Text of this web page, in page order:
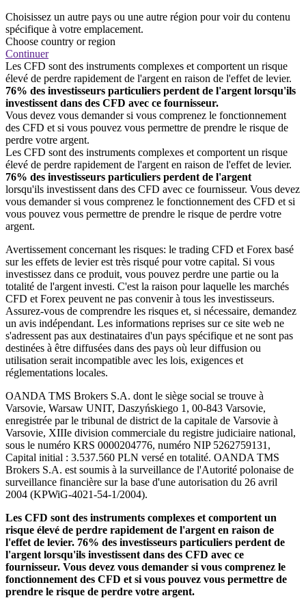
Choisissez un autre pays ou une autre région pour voir du contenu
spécifique à votre emplacement.
Choose country or region
Continuer
Les CFD sont des instruments complexes et comportent un risque
élevé de perdre rapidement de l'argent en raison de l'effet de levier.
76% des investisseurs particuliers perdent de l'argent lorsqu'ils
investissent dans des CFD avec ce fournisseur.
Vous devez vous demander si vous comprenez le fonctionnement
des CFD et si vous pouvez vous permettre de prendre le risque de
perdre votre argent.
Les CFD sont des instruments complexes et comportent un risque
élevé de perdre rapidement de l'argent en raison de l'effet de levier.
76% des investisseurs particuliers perdent de l'argent
lorsqu'ils investissent dans des CFD avec ce fournisseur. Vous devez
vous demander si vous comprenez le fonctionnement des CFD et si
vous pouvez vous permettre de prendre le risque de perdre votre
argent.
Avertissement concernant les risques: le trading CFD et Forex basé
sur les effets de levier est très risqué pour votre capital. Si vous
investissez dans ce produit, vous pouvez perdre une partie ou la
totalité de l'argent investi. C'est la raison pour laquelle les marchés
CFD et Forex peuvent ne pas convenir à tous les investisseurs.
Assurez-vous de comprendre les risques et, si nécessaire, demandez
un avis indépendant. Les informations reprises sur ce site web ne
s'adressent pas aux destinataires d'un pays spécifique et ne sont pas
destinées à être diffusées dans des pays où leur diffusion ou
utilisation serait incompatible avec les lois, exigences et
réglementations locales.
OANDA TMS Brokers S.A. dont le siège social se trouve à
Varsovie, Warsaw UNIT, Daszyńskiego 1, 00-843 Varsovie,
enregistrée par le tribunal de district de la capitale de Varsovie à
Varsovie, XIIIe division commerciale du registre judiciaire national,
sous le numéro KRS 0000204776, numéro NIP 5262759131,
Capital initial : 3.537.560 PLN versé en totalité. OANDA TMS
Brokers S.A. est soumis à la surveillance de l'Autorité polonaise de
surveillance financière sur la base d'une autorisation du 26 avril
2004 (KPWiG-4021-54-1/2004).
Les CFD sont des instruments complexes et comportent un
risque élevé de perdre rapidement de l'argent en raison de
l'effet de levier. 76% des investisseurs particuliers perdent de
l'argent lorsqu'ils investissent dans des CFD avec ce
fournisseur. Vous devez vous demander si vous comprenez le
fonctionnement des CFD et si vous pouvez vous permettre de
prendre le risque de perdre votre argent.